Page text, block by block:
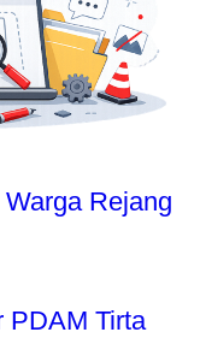
Rejang
PDAM Tirta